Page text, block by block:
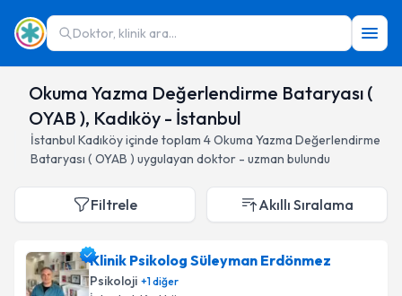
Doktor, klinik ara...
Okuma Yazma Değerlendirme Bataryası (
OYAB ), Kadıköy - İstanbul
İstanbul Kadıköyiçinde toplam 4Okuma Yazma Değerlendirme
Bataryası ( OYAB ) uygulayan doktor - uzman bulundu
Filtrele Akıllı Sıralama
Klinik Psikolog Süleyman Erdönmez
Psikoloji +1diğer